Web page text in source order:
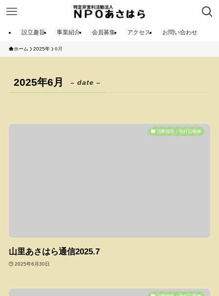
設立趣旨 事業紹介 会員募集 アクセス お問い合わせ
ホーム 2025年 6月
2025年6月 – date –
活動報告・発行広報物
山里あさはら通信2025.7
2025年6月30日